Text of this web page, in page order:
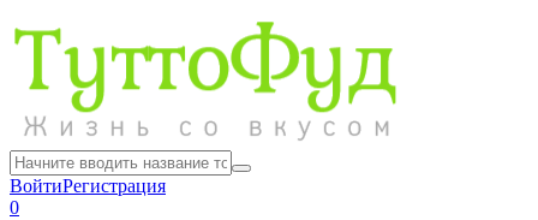
ВойтиРегистрация
0